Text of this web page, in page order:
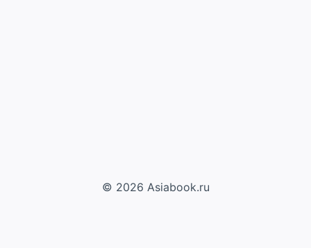
© 2026 Asiabook.ru